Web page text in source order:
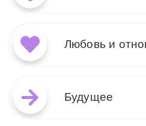
Любовь и
Будущее